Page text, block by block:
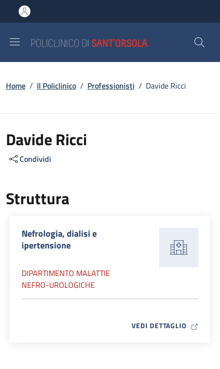
al contenuto principale
to footer content
Briciole di pane
Home / Il Policlinico / Professionisti / Davide Ricci
Davide Ricci
Condividi
Struttura
Nefrologia, dialisi e
ipertensione
DIPARTIMENTO MALATTIE
NEFRO-UROLOGICHE
VEDI DETTAGLIO MAP ICON